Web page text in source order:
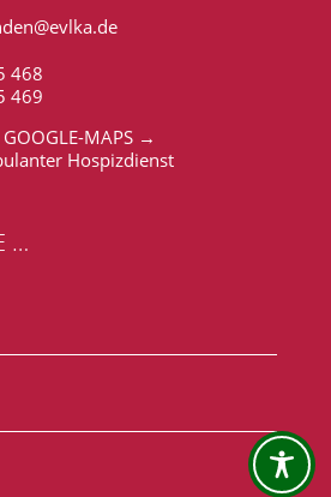
468
469
MAPS →
Hospizdienst
…